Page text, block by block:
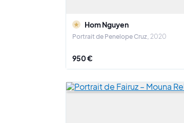
Hom Nguyen
Portrait de Penelope Cruz 2020
950 €